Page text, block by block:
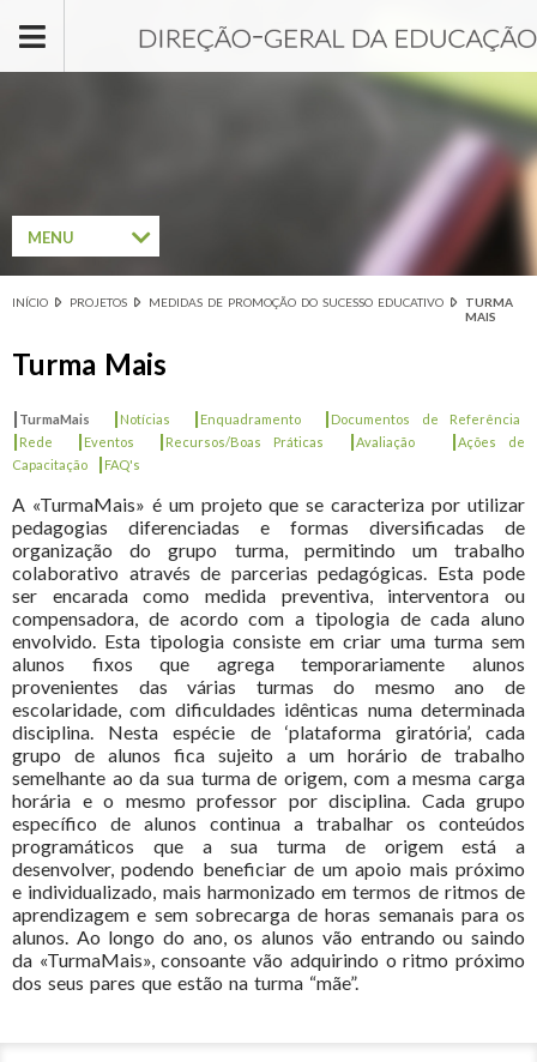
INÍCIO PROJETOS MEDIDAS DE PROMOÇÃO DO SUCESSO EDUCATIVO
TURMA
MAIS
Turma Mais
| TurmaMais | Notícias | Enquadramento | Documentos de Referência
| Rede | Eventos | Recursos/Boas Práticas |Avaliação |Ações de
Capacitação
| FAQ's
A «TurmaMais» é um projeto que se caracteriza por utilizar
pedagogias diferenciadas e formas diversificadas de
organização do grupo turma, permitindo um trabalho
colaborativo através de parcerias pedagógicas. Esta pode
ser encarada como medida preventiva, interventora ou
compensadora, de acordo com a tipologia de cada aluno
envolvido. Esta tipologia consiste em criar uma turma sem
alunos fixos que agrega temporariamente alunos
provenientes das várias turmas do mesmo ano de
escolaridade, com dificuldades idênticas numa determinada
disciplina. Nesta espécie de ‘plataforma giratória’, cada
grupo de alunos fica sujeito a um horário de trabalho
semelhante ao da sua turma de origem, com a mesma carga
horária e o mesmo professor por disciplina. Cada grupo
específico de alunos continua a trabalhar os conteúdos
programáticos que a sua turma de origem está a
desenvolver, podendo beneficiar de um apoio mais próximo
e individualizado, mais harmonizado em termos de ritmos de
aprendizagem e sem sobrecarga de horas semanais para os
alunos. Ao longo do ano, os alunos vão entrando ou saindo
da «TurmaMais», consoante vão adquirindo o ritmo próximo
dos seus pares que estão na turma “mãe”.
MENU